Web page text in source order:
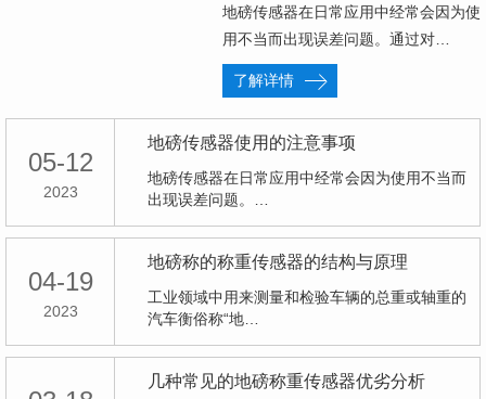
地磅传感器在日常应用中经常会因为使
用不当而出现误差问题。通过对…
了解详情
05-12
2023
地磅传感器使用的注意事项
地磅传感器在日常应用中经常会因为使用不当而
出现误差问题。…
04-19
2023
地磅称的称重传感器的结构与原理
工业领域中用来测量和检验车辆的总重或轴重的
汽车衡俗称“地…
几种常见的地磅称重传感器优劣分析